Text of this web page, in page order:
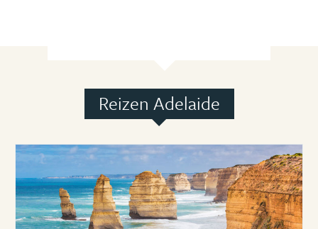
Reizen Adelaide